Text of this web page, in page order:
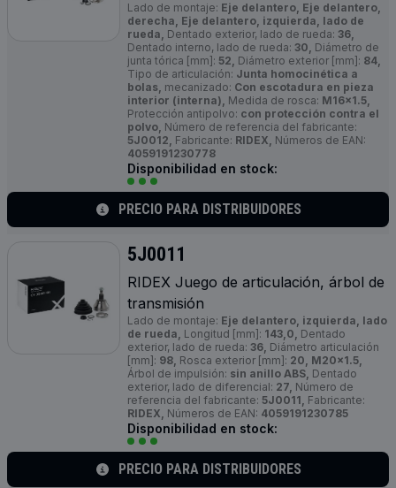
Lado de montaje: Eje delantero, Eje delantero,
derecha, Eje delantero, izquierda, lado de
rueda, Dentado exterior, lado de rueda: 36,
Dentado interno, lado de rueda: 30, Diámetro de
junta tórica [mm]: 52, Diámetro exterior [mm]: 84,
Tipo de articulación: Junta homocinética a
bolas, mecanizado: Con escotadura en pieza
interior (interna), Medida de rosca: M16x1.5,
Protección antipolvo: con protección contra el
polvo, Número de referencia del fabricante:
5J0012, Fabricante: RIDEX, Números de EAN:
4059191230778
Disponibilidad en stock:
PRECIO PARA DISTRIBUIDORES
5J0011
RIDEX Juego de articulación, árbol de
transmisión
Lado de montaje: Eje delantero, izquierda, lado
de rueda, Longitud [mm]: 143,0, Dentado
exterior, lado de rueda: 36, Diámetro articulación
[mm]: 98, Rosca exterior [mm]: 20, M20x1.5,
Árbol de impulsión: sin anillo ABS, Dentado
exterior, lado de diferencial: 27, Número de
referencia del fabricante: 5J0011, Fabricante:
RIDEX, Números de EAN: 4059191230785
Disponibilidad en stock:
PRECIO PARA DISTRIBUIDORES